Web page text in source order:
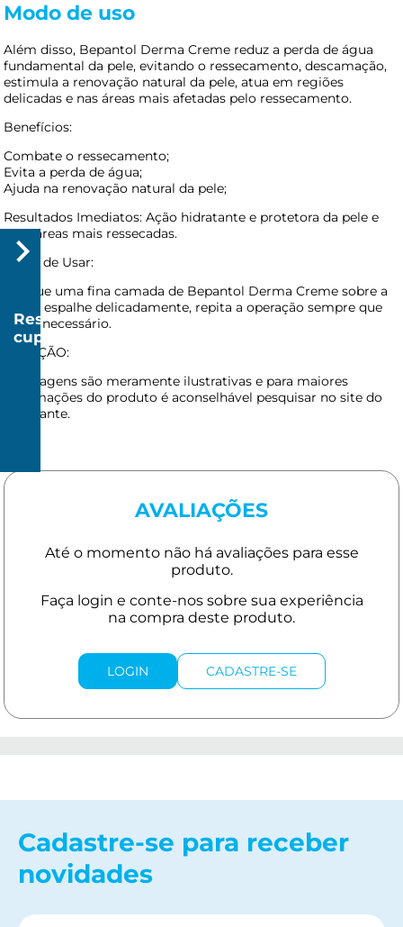
Modo de uso
Além disso, Bepantol Derma Creme reduz a perda de água
fundamental da pele, evitando o ressecamento, descamação,
estimula a renovação natural da pele, atua em regiões
delicadas e nas áreas mais afetadas pelo ressecamento.
Benefícios:
Combate o ressecamento;
Evita a perda de água;
Ajuda na renovação natural da pele;
Resultados Imediatos: Ação hidratante e protetora da pele e
suas áreas mais ressecadas.
Modo de Usar:
Aplique uma fina camada de Bepantol Derma Creme sobre a
pele e espalhe delicadamente, repita a operação sempre que
achar necessário.
ATENÇÃO:
As imagens são meramente ilustrativas e para maiores
informações do produto é aconselhável pesquisar no site do
fabricante.
AVALIAÇÕES
LOGIN CADASTRE-SE
Cadastre-se para receber
novidades
Resgatar
cupom
20
150